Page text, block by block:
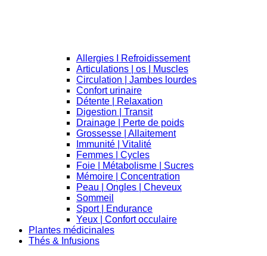
Allergies I Refroidissement
Articulations | os | Muscles
Circulation | Jambes lourdes
Confort urinaire
Détente | Relaxation
Digestion | Transit
Drainage | Perte de poids
Grossesse | Allaitement
Immunité | Vitalité
Femmes | Cycles
Foie | Métabolisme | Sucres
Mémoire | Concentration
Peau | Ongles | Cheveux
Sommeil
Sport | Endurance
Yeux | Confort occulaire
Plantes médicinales
Thés & Infusions